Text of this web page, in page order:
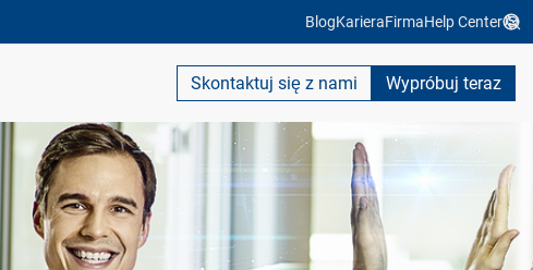
BlogKarieraFirmaHelp Center
Skontaktuj się z nami Wypróbuj teraz